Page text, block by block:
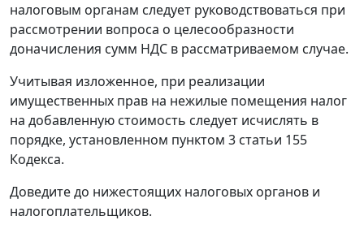
налоговым органам следует руководствоваться при
рассмотрении вопроса о целесообразности
доначисления сумм НДС в рассматриваемом случае.
Учитывая изложенное, при реализации
имущественных прав на нежилые помещения налог
на добавленную стоимость следует исчислять в
порядке, установленном пунктом 3 статьи 155
Кодекса.
Доведите до нижестоящих налоговых органов и
налогоплательщиков.